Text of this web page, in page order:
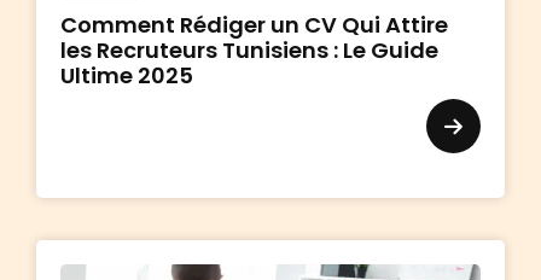
Comment Rédiger un CV Qui Attire
les Recruteurs Tunisiens : Le Guide
Ultime 2025